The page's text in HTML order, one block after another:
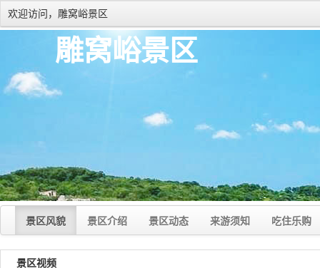
欢迎访问，雕窝峪景区
雕窝峪景区
景区风貌 景区介绍 景区动态 来游须知 吃住乐购
景区视频